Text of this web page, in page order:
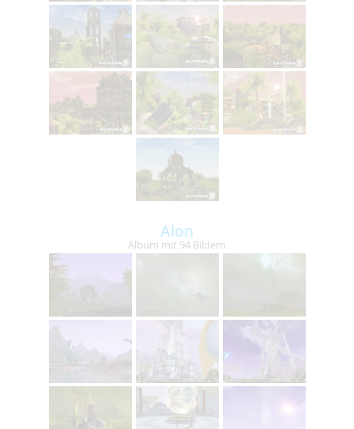
Aion
Album mit 94 Bildern